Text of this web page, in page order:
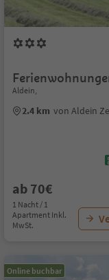
Aldein,
2.4 km von Aldein
ab 70€
1 Nacht / 1
Apartment Inkl.
MwSt.
Online buchbar